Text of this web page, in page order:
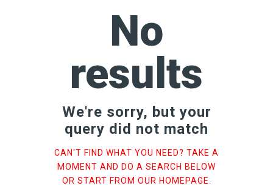
No
results
We're sorry, but your
query did not match
CAN'T FIND WHAT YOU NEED? TAKE A
MOMENT AND DO A SEARCH BELOW
OR START FROM OUR HOMEPAGE